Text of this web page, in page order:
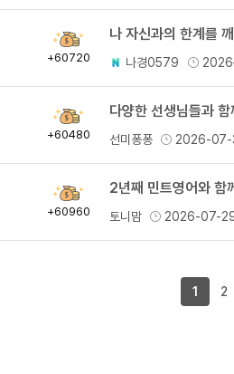
획
득
+60720
나 자신과의 한계를
나경0579
획
득
+60480
다양한 선생님들과
선미퐁퐁 2026-
획
득
+60960
2년째 민트영어와 함
토니맘 2026-07-
1 2